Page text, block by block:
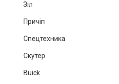
Зіл
Причіп
Спецтехника
Скутер
Buick